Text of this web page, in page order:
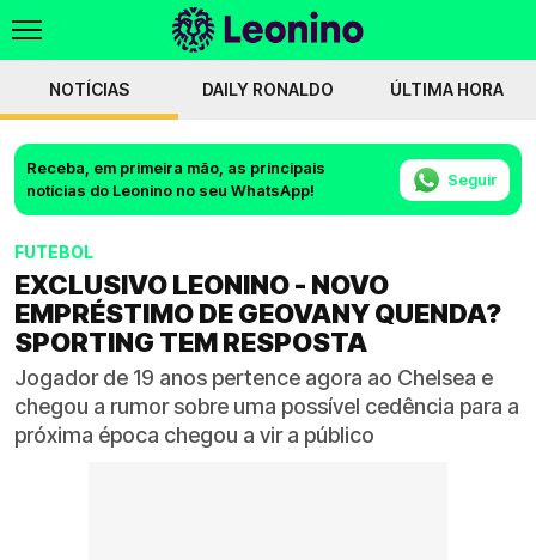
NOTÍCIAS DAILY RONALDO ÚLTIMA HORA
Receba, em primeira mão, as principais
notícias do Leonino no seu WhatsApp!
Seguir
FUTEBOL
EXCLUSIVO LEONINO - NOVO
EMPRÉSTIMO DE GEOVANY QUENDA?
SPORTING TEM RESPOSTA
Jogador de 19 anos pertence agora ao Chelsea e
chegou a rumor sobre uma possível cedência para a
próxima época chegou a vir a público